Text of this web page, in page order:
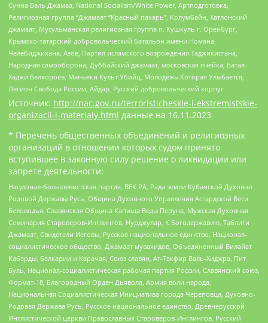
Сунна Валь Джамаа, National Socialism/White Power, Артподготовка,
Религиозная группа “Джамаат “Красный пахарь”, Колумбайн, Хатлонский
джамаат, Мусульманская религиозная группа п. Кушкуль г. Оренбург,
Крымско-татарский добровольческий батальон имени Номана
Челебиджихана, Азов, Партия исламского возрождения Таджикистана,
Народная самооборона, Дуббайский джамаат, московская ячейка, Батал-
Хаджи Белхороев, Маньяки Культ Убийц, Молодёжь Которая Улыбается,
Легион Свобода России, Айдар, Русский добровольческий корпус
Источник: http://nac.gov.ru/terroristicheskie-i-ekstremistskie-
organizacii-i-materialy.html данные на 16.11.2023
* Перечень общественных объединений и религиозных
организаций в отношении которых судом принято
вступившее в законную силу решение о ликвидации или
запрете деятельности:
Национал-большевистская партия, ВЕК РА, Рада земли Кубанской Духовно
Родовой Державы Русь, Община Духовного Управления Асгардской Веси
Беловодья, Славянская Община Капища Веды Перуна, Мужская Духовная
Семинария Староверов-Инглингов, Нурджулар, К Богодержавию, Таблиги
Джамаат, Свидетели Иеговы, Русское национальное единство, Национал-
социалистическое общество, Джамаат мувахидов, Объединенный Вилайат
Кабарды, Балкарии и Карачая, Союз славян, Ат-Такфир Валь-Хиджра, Пит
Буль, Национал-социалистическая рабочая партия России, Славянский союз,
Формат-18, Благородный Орден Дьявола, Армия воли народа,
Национальная Социалистическая Инициатива города Череповца, Духовно-
Родовая Держава Русь, Русское национальное единство, Древнерусской
Инглистической церкви Православных Староверов-Инглингов, Русский